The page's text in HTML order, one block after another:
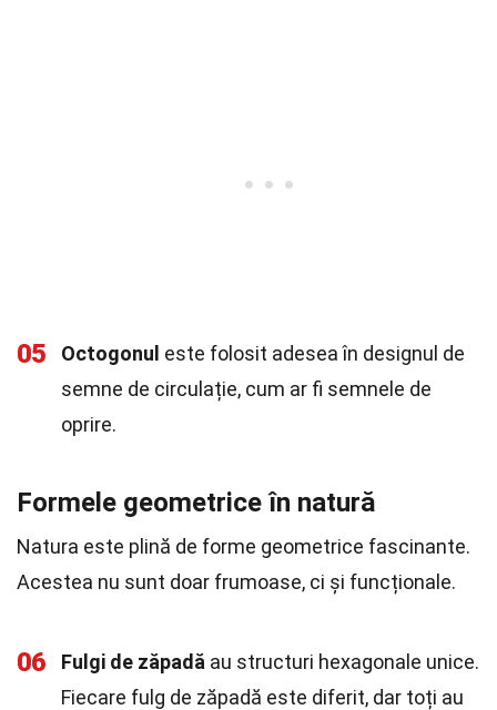
05 Octogonul este folosit adesea în designul de
semne de circulație, cum ar fi semnele de
oprire.
Formele geometrice în natură
Natura este plină de forme geometrice fascinante.
Acestea nu sunt doar frumoase, ci și funcționale.
06 Fulgi de zăpadă au structuri hexagonale unice.
Fiecare fulg de zăpadă este diferit, dar toți au